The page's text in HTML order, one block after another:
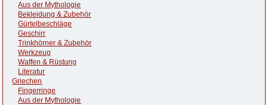
Aus der Mythologie
Bekleidung & Zubehör
Gürtelbeschläge
Geschirr
Trinkhörner & Zubehör
Werkzeug
Waffen & Rüstung
Literatur
Griechen
Fingerringe
Aus der Mythologie